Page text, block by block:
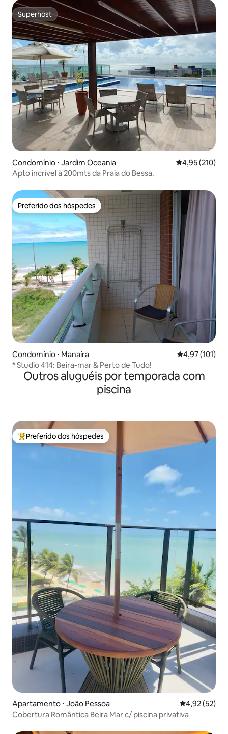
Superhost
Superhost
Condomínio ⋅ Jardim Oceania 4,95 de uma
4,95 (210)
Apto incrível à 200mts da Praia do Bessa.
Preferido dos hóspedes
Preferido dos hóspedes
Condomínio ⋅ Manaíra 4,97 de uma
4,97 (101)
* Studio 414: Beira-mar & Perto de Tudo!
Outros aluguéis por temporada com
piscina
Entre os melhores preferidos dos hóspedes
Preferido dos hóspedes
Apartamento ⋅ João Pessoa 4,92 de uma
4,92 (52)
Cobertura Romântica Beira Mar c/ piscina privativa